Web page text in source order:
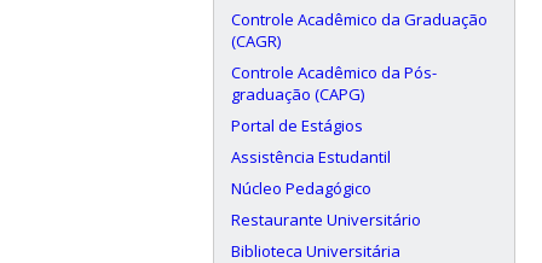
Controle Acadêmico da Graduação
(CAGR)
Controle Acadêmico da Pós-
graduação (CAPG)
Portal de Estágios
Assistência Estudantil
Núcleo Pedagógico
Restaurante Universitário
Biblioteca Universitária